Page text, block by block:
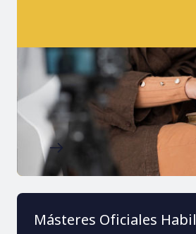
Imagen
Másteres Oficiales